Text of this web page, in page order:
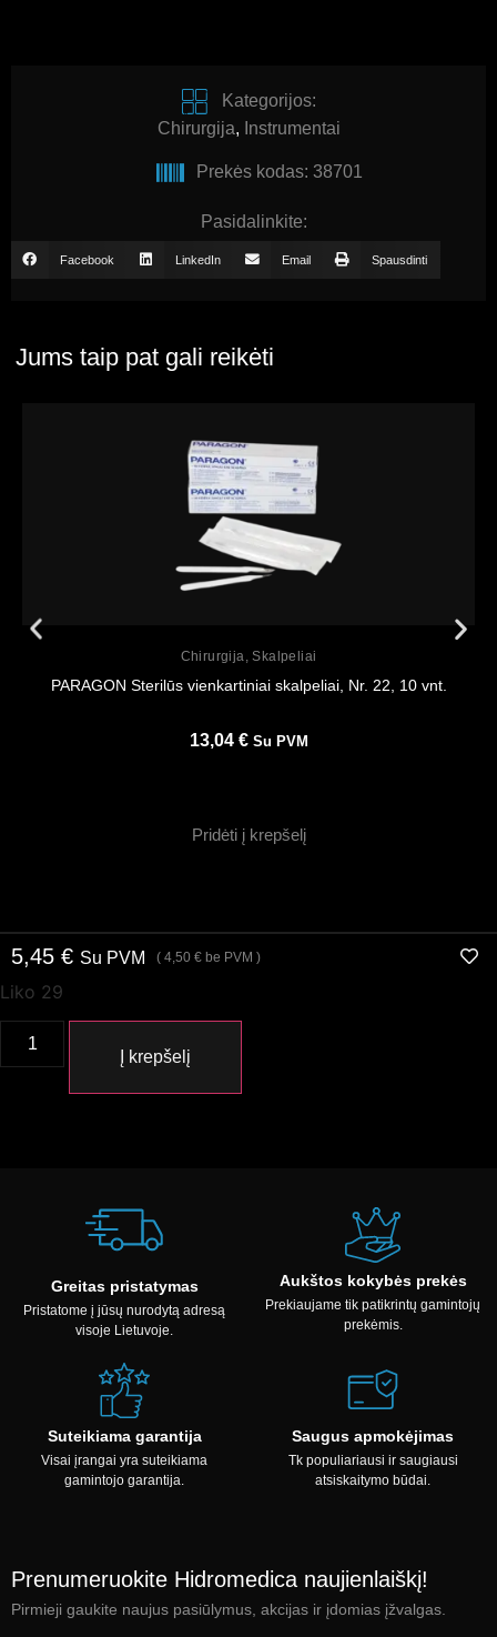
Kategorijos:
Chirurgija, Instrumentai
Prekės kodas: 38701
Pasidalinkite:
Facebook LinkedIn Email Spausdinti
Jums taip pat gali reikėti
Chirurgija ,Skalpeliai
PARAGON Sterilūs vienkartiniai skalpeliai, Nr. 22, 10 vnt.
13,04 € Su PVM
Pridėti į krepšelį
5,45 € Su PVM ( 4,50 € be PVM )
Liko 29
Į krepšelį
Greitas pristatymas
Pristatome į jūsų nurodytą adresą
visoje Lietuvoje.
Aukštos kokybės prekės
Prekiaujame tik patikrintų gamintojų
prekėmis.
Suteikiama garantija
Visai įrangai yra suteikiama
gamintojo garantija.
Saugus apmokėjimas
Tk populiariausi ir saugiausi
atsiskaitymo būdai.
Prenumeruokite Hidromedica naujienlaiškį!
Pirmieji gaukite naujus pasiūlymus, akcijas ir įdomias įžvalgas.